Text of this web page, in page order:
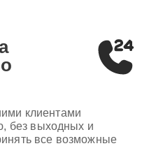
клиентами
без выходных и
все возможные